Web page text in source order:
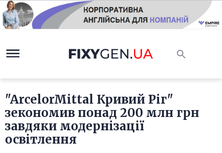
"ArcelorMittal Кривий Ріг"
зекономив понад 200 млн грн
завдяки модернізації
освітлення